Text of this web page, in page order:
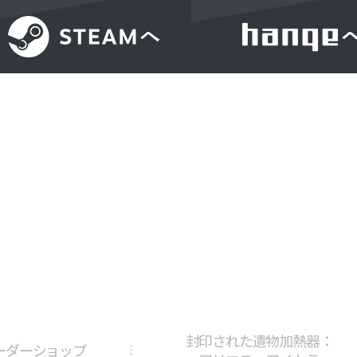
ダーショップ
封印された遺物加熱器：